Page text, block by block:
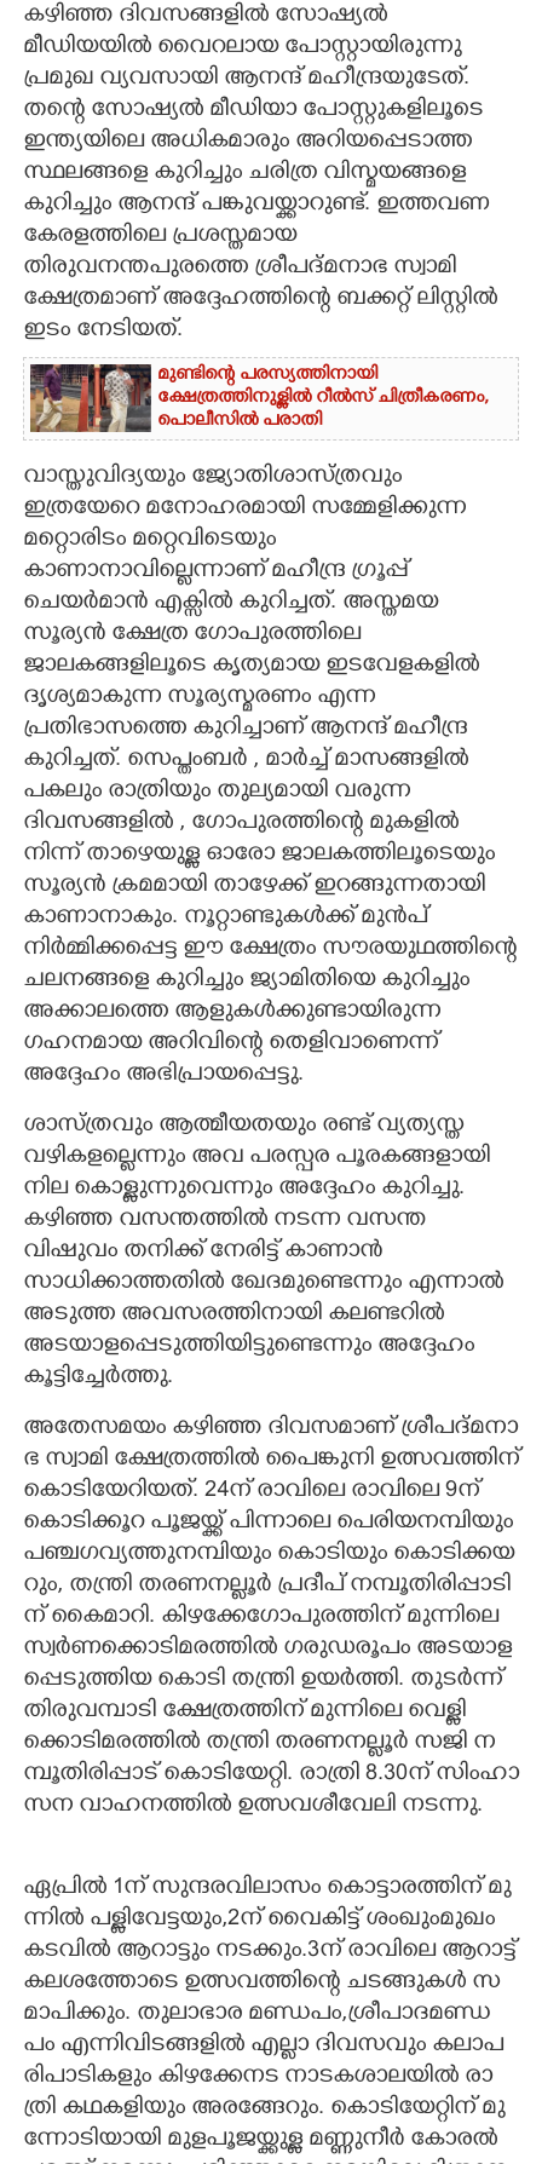
CARTOONS
LITERATURE
ZOOM
CONTACT US
കഴിഞ്ഞ ദിവസങ്ങളിൽ സോഷ്യൽ
മീഡിയയിൽ വൈറലായ പോസ്റ്റായിരുന്നു
പ്രമുഖ വ്യവസായി ആനന്ദ് മഹീന്ദ്രയുടേത്.
തന്റെ സോഷ്യൽ മീഡിയാ പോസ്റ്റുകളിലൂടെ
ഇന്ത്യയിലെ അധികമാരും അറിയപ്പെടാത്ത
സ്ഥലങ്ങളെ കുറിച്ചും ചരിത്ര വിസ്മയങ്ങളെ
കുറിച്ചും ആനന്ദ് പങ്കുവയ്ക്കാറുണ്ട്. ഇത്തവണ
കേരളത്തിലെ പ്രശസ്തമായ
തിരുവനന്തപുരത്തെ ശ്രീപദ്മനാഭ സ്വാമി
ക്ഷേത്രമാണ് അദ്ദേഹത്തിന്റെ ബക്കറ്റ് ലിസ്റ്റിൽ
ഇടം നേടിയത്.
മുണ്ടിന്റെ പരസ്യത്തിനായി
ക്ഷേത്രത്തിനുള്ളിൽ റീൽസ് ചിത്രീകരണം,
പൊലീസിൽ പരാതി
വാസ്തുവിദ്യയും ജ്യോതിശാസ്ത്രവും
ഇത്രയേറെ മനോഹരമായി സമ്മേളിക്കുന്ന
മറ്റൊരിടം മറ്റെവിടെയും
കാണാനാവില്ലെന്നാണ് മഹീന്ദ്ര ഗ്രൂപ്പ്
ചെയർമാൻ എക്സിൽ കുറിച്ചത്. അസ്തമയ
സൂര്യൻ ക്ഷേത്ര ഗോപുരത്തിലെ
ജാലകങ്ങളിലൂടെ കൃത്യമായ ഇടവേളകളിൽ
ദൃശ്യമാകുന്ന സൂര്യസ്മരണം എന്ന
പ്രതിഭാസത്തെ കുറിച്ചാണ് ആനന്ദ് മഹീന്ദ്ര
കുറിച്ചത്. സെപ്തംബർ ,​ മാർച്ച് മാസങ്ങളിൽ
പകലും രാത്രിയും തുല്യമായി വരുന്ന
ദിവസങ്ങളിൽ ,​ ഗോപുരത്തിന്റെ മുകളിൽ
നിന്ന് താഴെയുള്ള ഓരോ ജാലകത്തിലൂടെയും
സൂര്യൻ ക്രമമായി താഴേക്ക് ഇറങ്ങുന്നതായി
കാണാനാകും. നൂറ്റാണ്ടുകൾക്ക് മുൻപ്
നിർമ്മിക്കപ്പെട്ട ഈ ക്ഷേത്രം സൗരയുഥത്തിന്റെ
ചലനങ്ങളെ കുറിച്ചും ജ്യാമിതിയെ കുറിച്ചും
അക്കാലത്തെ ആളുകൾക്കുണ്ടായിരുന്ന
ഗഹനമായ അറിവിന്റെ തെളിവാണെന്ന്
അദ്ദേഹം അഭിപ്രായപ്പെട്ടു.
ശാസ്ത്രവും ആത്മീയതയും രണ്ട് വ്യത്യസ്ത
വഴികളല്ലെന്നും അവ പരസ്പര പൂരകങ്ങളായി
നില കൊള്ളുന്നുവെന്നും അദ്ദേഹം കുറിച്ചു.
കഴിഞ്ഞ വസന്തത്തിൽ നടന്ന വസന്ത
വിഷുവം തനിക്ക് നേരിട്ട് കാണാൻ
സാധിക്കാത്തതിൽ ഖേദമുണ്ടെന്നും എന്നാൽ
അടുത്ത അവസരത്തിനായി കലണ്ടറിൽ
അടയാളപ്പെടുത്തിയിട്ടുണ്ടെന്നും അദ്ദേഹം
കൂട്ടിച്ചേർത്തു.
അതേസമയം കഴിഞ്ഞ ദിവസമാണ് ശ്രീ​പ​ദ്മ​നാ​
ഭ​ ​സ്വാ​മി​ ​ക്ഷേ​ത്ര​ത്തിൽ പൈ​ങ്കു​നി​ ​ഉ​ത്സ​വ​ത്തി​ന്
​കൊ​ടി​യേ​റിയത്. 24ന് രാവിലെ രാ​വി​ലെ​ 9​ന് ​
കൊ​ടി​ക്കൂ​റ​ ​പൂ​ജ​യ്ക്ക് ​പി​ന്നാ​ലെ​ ​പെ​രി​യ​ന​മ്പി​യും​ ​
പ​ഞ്ച​ഗ​വ്യ​ത്തു​ന​മ്പി​യും​ ​കൊ​ടി​യും​ ​കൊ​ടി​ക്ക​യ​
റും,​​​ ​ത​ന്ത്രി​ ​ത​ര​ണ​ന​ല്ലൂ​ർ​ ​പ്ര​ദീ​പ് ​ന​മ്പൂ​തി​രി​പ്പാ​ടി​
ന് ​കൈ​മാ​റി.​ ​കി​ഴ​ക്കേ​ഗോ​പു​ര​ത്തി​ന് ​മു​ന്നി​ലെ​ ​
സ്വ​ർ​ണ​ക്കൊ​ടി​മ​ര​ത്തി​ൽ​ ​ഗ​രു​ഡ​രൂ​പം​ ​അ​ട​യാ​ള​
പ്പെ​ടു​ത്തി​യ​ ​കൊ​ടി​ ​ത​ന്ത്രി​ ​ഉ​യ​ർ​ത്തി.​ തു​ട​ർ​ന്ന് ​
തി​രു​വ​മ്പാ​ടി​ ​ക്ഷേ​ത്ര​ത്തി​ന് ​മു​ന്നി​ലെ​ ​വെ​ള്ളി​
ക്കൊ​ടി​മ​ര​ത്തി​ൽ​ ​ത​ന്ത്രി​ ​ത​ര​ണ​ന​ല്ലൂ​ർ​ ​സ​ജി​ ​ന​
മ്പൂ​തി​രി​പ്പാ​ട് ​കൊ​ടി​യേ​റ്റി.​ ​രാ​ത്രി​ 8.30​ന് ​സിം​ഹാ​
സ​ന​ ​വാ​ഹ​ന​ത്തി​ൽ​ ​ഉ​ത്സ​വ​ശീ​വേ​ലി​ ​ന​ട​ന്നു.
ഏ​പ്രി​ൽ​ 1​ന് ​സു​ന്ദ​ര​വി​ലാ​സം​ ​കൊ​ട്ടാ​ര​ത്തി​ന് ​മു​
ന്നി​ൽ​ ​പ​ള്ളി​വേ​ട്ട​യും,​​2​ന് ​വൈ​കി​ട്ട് ​ശം​ഖും​മു​ഖം​ ​
ക​ട​വി​ൽ​ ​ആ​റാ​ട്ടും​ ​ന​ട​ക്കും.3​ന് ​രാ​വി​ലെ​ ​ആ​റാ​ട്ട്
​ക​ല​ശ​ത്തോ​ടെ​ ​ഉ​ത്സ​വ​ത്തി​ന്റെ​ ​ച​ട​ങ്ങു​ക​ൾ​ ​സ​
മാ​പി​ക്കും. തു​ലാ​ഭാ​ര​ ​മ​ണ്ഡ​പം,​ശ്രീ​പാ​ദ​മ​ണ്ഡ​
പം​ ​എ​ന്നി​വി​ട​ങ്ങ​ളി​ൽ​ ​എ​ല്ലാ​ ​ദി​വ​സ​വും​ ​ക​ലാ​പ​
രി​പാ​ടി​ക​ളും​ ​കി​ഴ​ക്കേ​ന​ട​ ​നാ​ട​ക​ശാ​ല​യി​ൽ​ ​രാ​
ത്രി​ ​ക​ഥ​ക​ളി​യും​ ​അ​ര​ങ്ങേ​റും. കൊ​ടി​യേ​റ്റി​ന് ​മു​
ന്നോ​ടി​യാ​യി​ ​മു​ള​പൂ​ജ​യ്ക്കു​ള്ള​ ​മ​ണ്ണു​നീ​ർ​ ​കോ​ര​ൽ​ ​